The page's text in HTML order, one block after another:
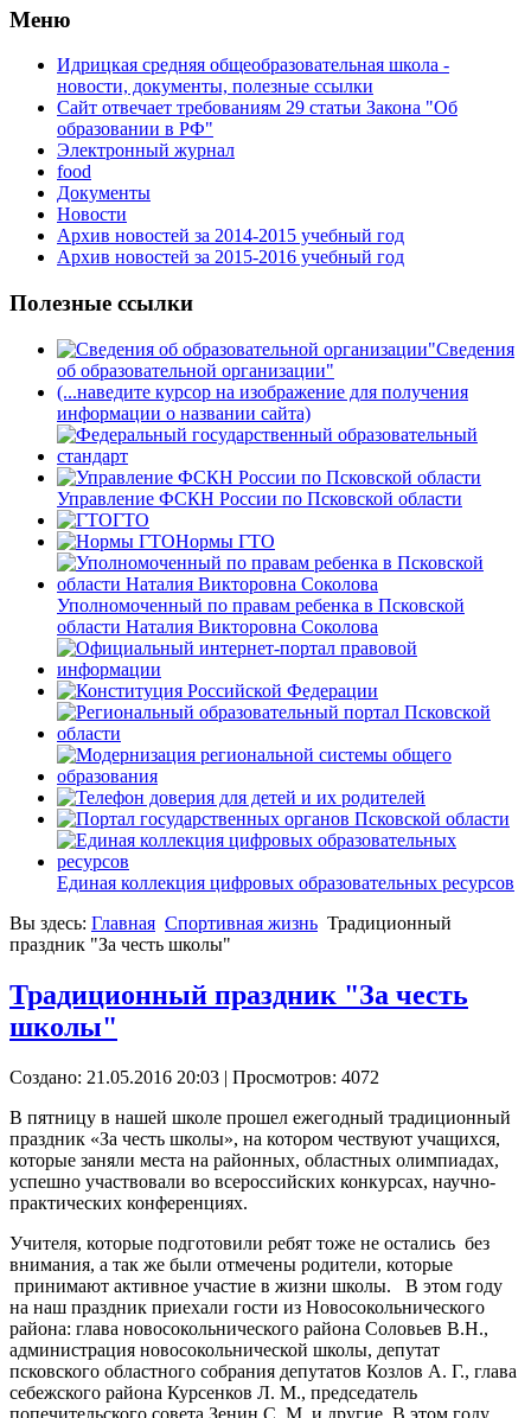
Мeню
Идрицкая средняя общеобразовательная школа -
новости, документы, полезные ссылки
Сайт отвечает требованиям 29 cтатьи Закона "Об
образовании в РФ"
Электронный журнал
food
Документы
Новости
Архив новостей за 2014-2015 учебный год
Архив новостей за 2015-2016 учебный год
Полезные ссылки
Сведения
об образовательной организации"
(...наведите курсор на изображение для получения
информации о названии сайта)
Управление ФСКН России по Псковской области
ГТО
Нормы ГТО
Уполномоченный по правам ребенка в Псковской
области Наталия Викторовна Соколова
Единая коллекция цифровых образовательных ресурсов
Вы здесь: Главная Спортивная жизнь Традиционный
праздник "За честь школы"
Традиционный праздник "За честь
школы"
Создано: 21.05.2016 20:03 | Просмотров: 4072
В пятницу в нашей школе прошел ежегодный традиционный
праздник «За честь школы», на котором чествуют учащихся,
которые заняли места на районных, областных олимпиадах,
успешно участвовали во всероссийских конкурсах, научно-
практических конференциях.
Учителя, которые подготовили ребят тоже не остались без
внимания, а так же были отмечены родители, которые
принимают активное участие в жизни школы. В этом году
на наш праздник приехали гости из Новосокольнического
района: глава новосокольнического района Соловьев В.Н.,
администрация новосокольнической школы, депутат
псковского областного собрания депутатов Козлов А. Г., глава
себежского района Курсенков Л. М., председатель
попечительского совета Зенин С. М. и другие. В этом году